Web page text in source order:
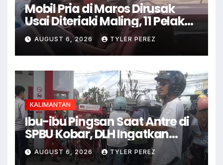
Mobil Pria di Maros Dirusak
Usai Diteriaki Maling, 11 Pelaku
Ditangkap
AUGUST 6, 2026 TYLER PEREZ
KALIMANTAN
Ibu-ibu Pingsan Saat Antre di
SPBU Kobar, DLH Ingatkan
Ancaman Dehidrasi
AUGUST 6, 2026 TYLER PEREZ